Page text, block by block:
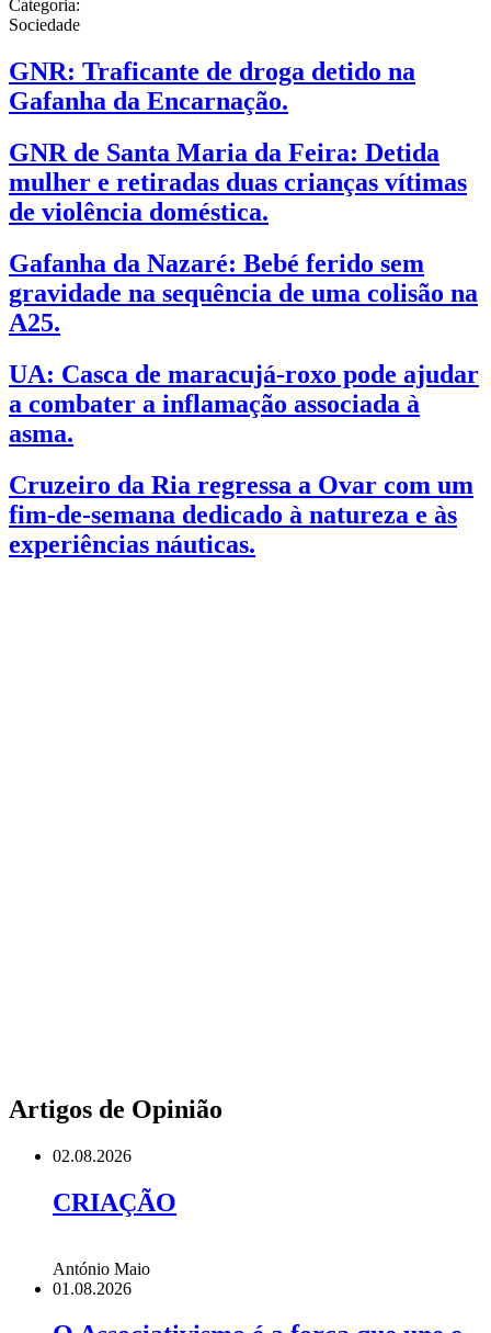
Categoria:
Sociedade
GNR: Traficante de droga detido na
Gafanha da Encarnação.
GNR de Santa Maria da Feira: Detida
mulher e retiradas duas crianças vítimas
de violência doméstica.
Gafanha da Nazaré: Bebé ferido sem
gravidade na sequência de uma colisão na
A25.
UA: Casca de maracujá-roxo pode ajudar
a combater a inflamação associada à
asma.
Cruzeiro da Ria regressa a Ovar com um
fim-de-semana dedicado à natureza e às
experiências náuticas.
Artigos de Opinião
02.08.2026
CRIAÇÃO
António Maio
01.08.2026